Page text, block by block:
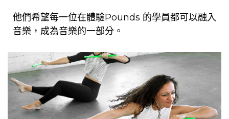
他們希望每一位在體驗Pounds 的學員都可以融入
音樂，成為音樂的一部分。